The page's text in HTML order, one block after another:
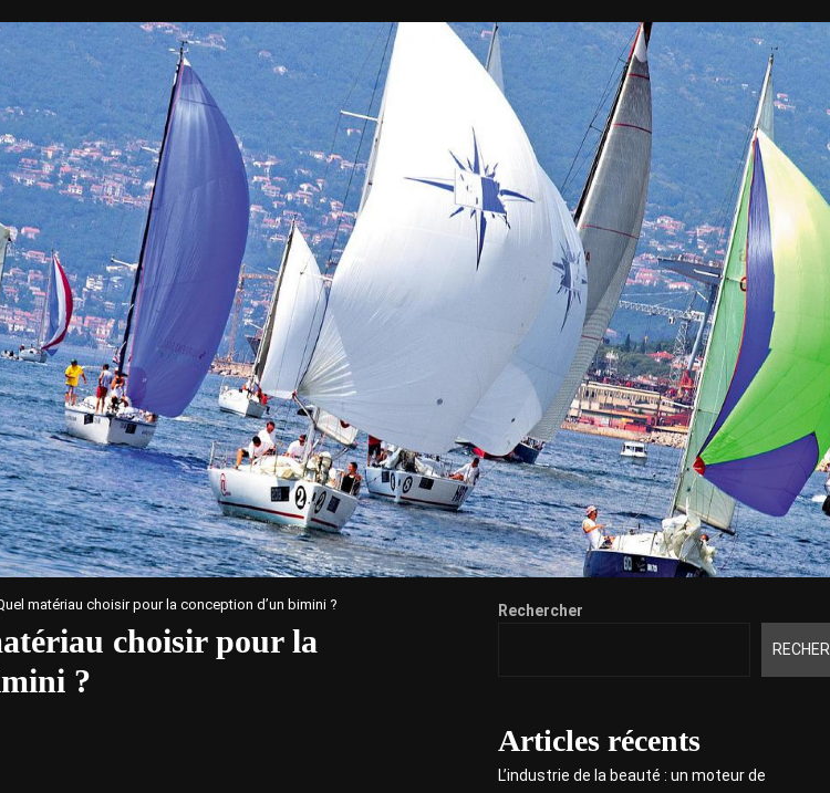
matériau choisir pour la conception d’un bimini ?
choisir pour la
?
Rechercher
Articles récents
L’industrie de la beauté : un moteur de